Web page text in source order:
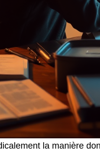
la manière